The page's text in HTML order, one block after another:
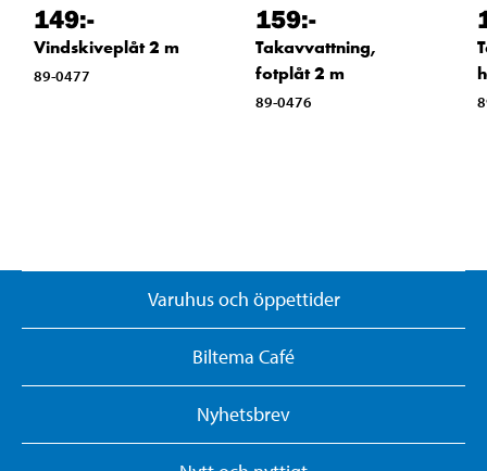
149:-
Vindskiveplåt 2 m
89-0477
159:-
Takavvattning,
fotplåt 2 m
89-0476
Varuhus och öppettider
Biltema Café
Nyhetsbrev